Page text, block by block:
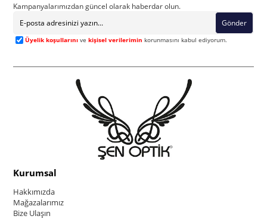
Kampanyalarımızdan güncel olarak haberdar olun.
Gönder
Üyelik koşullarını vekişisel verilerimin korunmasını kabul ediyorum.
Kurumsal
Hakkımızda
Mağazalarımız
Bize Ulaşın